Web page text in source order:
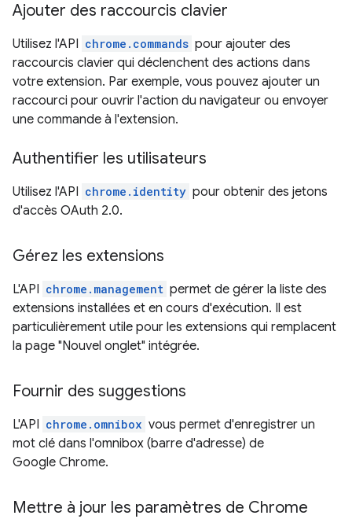
Ajouter des raccourcis clavier
Utilisez l'API chrome.commands pour ajouter des
raccourcis clavier qui déclenchent des actions dans
votre extension. Par exemple, vous pouvez ajouter un
raccourci pour ouvrir l'action du navigateur ou envoyer
une commande à l'extension.
Authentifier les utilisateurs
Utilisez l'API chrome.identity pour obtenir des jetons
d'accès OAuth 2.0.
Gérez les extensions
L'API chrome.management permet de gérer la liste des
extensions installées et en cours d'exécution. Il est
particulièrement utile pour les extensions qui remplacent
la page "Nouvel onglet" intégrée.
Fournir des suggestions
L'API chrome.omnibox vous permet d'enregistrer un
mot clé dans l'omnibox (barre d'adresse) de
Google Chrome.
Mettre à jour les paramètres de Chrome